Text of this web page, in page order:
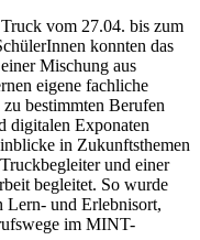
vom 27.04. bis zum
konnten das
Mischung aus
eigene fachliche
bestimmten Berufen
digitalen Exponaten
in Zukunftsthemen
und einer
begleitet. So wurde
Lern- und Erlebnisort,
im MINT-